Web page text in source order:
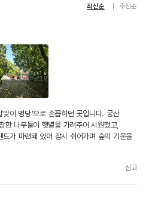
최신순 추천순
이 명당'으로 손꼽히던 곳입니다. 궁산
한 나무들이 햇볕을 가려주어 시원했고,
가 마련돼 있어 잠시 쉬어가며 숲의 기운을
신고